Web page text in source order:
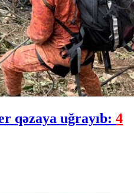
qəzaya uğrayıb: 4